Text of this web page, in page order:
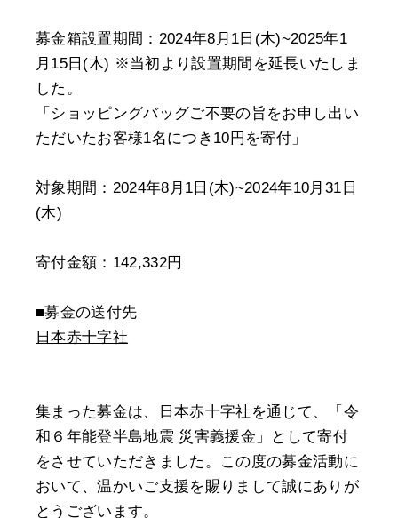
募金箱設置期間：2024年8月1日(木)~2025年1
月15日(木) ※当初より設置期間を延長いたしま
した。
「ショッピングバッグご不要の旨をお申し出い
ただいたお客様1名につき10円を寄付」
対象期間：2024年8月1日(木)~2024年10月31日
(木)
寄付金額：142,332円
■募金の送付先
日本赤十字社
集まった募金は、日本赤十字社を通じて、「令
和６年能登半島地震 災害義援金」として寄付
をさせていただきました。この度の募金活動に
おいて、温かいご支援を賜りまして誠にありが
とうございます。